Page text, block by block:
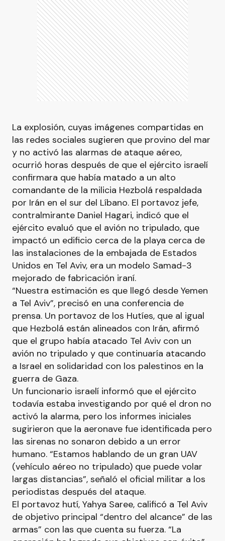
La explosión, cuyas imágenes compartidas en
las redes sociales sugieren que provino del mar
y no activó las alarmas de ataque aéreo,
ocurrió horas después de que el ejército israelí
confirmara que había matado a un alto
comandante de la milicia Hezbolá respaldada
por Irán en el sur del Líbano. El portavoz jefe,
contralmirante Daniel Hagari, indicó que el
ejército evaluó que el avión no tripulado, que
impactó un edificio cerca de la playa cerca de
las instalaciones de la embajada de Estados
Unidos en Tel Aviv, era un modelo Samad-3
mejorado de fabricación iraní.
“Nuestra estimación es que llegó desde Yemen
a Tel Aviv”, precisó en una conferencia de
prensa. Un portavoz de los Hutíes, que al igual
que Hezbolá están alineados con Irán, afirmó
que el grupo había atacado Tel Aviv con un
avión no tripulado y que continuaría atacando
a Israel en solidaridad con los palestinos en la
guerra de Gaza.
Un funcionario israelí informó que el ejército
todavía estaba investigando por qué el dron no
activó la alarma, pero los informes iniciales
sugirieron que la aeronave fue identificada pero
las sirenas no sonaron debido a un error
humano. “Estamos hablando de un gran UAV
(vehículo aéreo no tripulado) que puede volar
largas distancias”, señaló el oficial militar a los
periodistas después del ataque.
El portavoz hutí, Yahya Saree, calificó a Tel Aviv
de objetivo principal “dentro del alcance” de las
armas” con las que cuenta su fuerza. “La